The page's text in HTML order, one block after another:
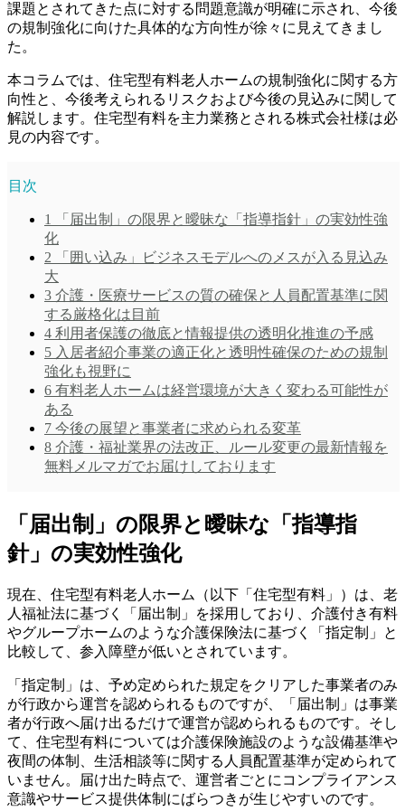
課題とされてきた点に対する問題意識が明確に示され、今後
の規制強化に向けた具体的な方向性が徐々に見えてきまし
た。
本コラムでは、住宅型有料老人ホームの規制強化に関する方
向性と、今後考えられるリスクおよび今後の見込みに関して
解説します。住宅型有料を主力業務とされる株式会社様は必
見の内容です。
目次
1
「届出制」の限界と曖昧な「指導指針」の実効性強
化
2 「囲い込み」ビジネスモデルへのメスが入る見込み
大
3 介護・医療サービスの質の確保と人員配置基準に関
する厳格化は目前
4 利用者保護の徹底と情報提供の透明化推進の予感
5 入居者紹介事業の適正化と透明性確保のための規制
強化も視野に
6 有料老人ホームは経営環境が大きく変わる可能性が
ある
7 今後の展望と事業者に求められる変革
8 介護・福祉業界の法改正、ルール変更の最新情報を
無料メルマガでお届けしております
「届出制」の限界と曖昧な「指導指
針」の実効性強化
現在、住宅型有料老人ホーム（以下「住宅型有料」）は、老
人福祉法に基づく「届出制」を採用しており、介護付き有料
やグループホームのような介護保険法に基づく「指定制」と
比較して、参入障壁が低いとされています。
「指定制」は、予め定められた規定をクリアした事業者のみ
が行政から運営を認められるものですが、「届出制」は事業
者が行政へ届け出るだけで運営が認められるものです。そし
て、住宅型有料については介護保険施設のような設備基準や
夜間の体制、生活相談等に関する人員配置基準が定められて
いません。届け出た時点で、運営者ごとにコンプライアンス
意識やサービス提供体制にばらつきが生じやすいのです。